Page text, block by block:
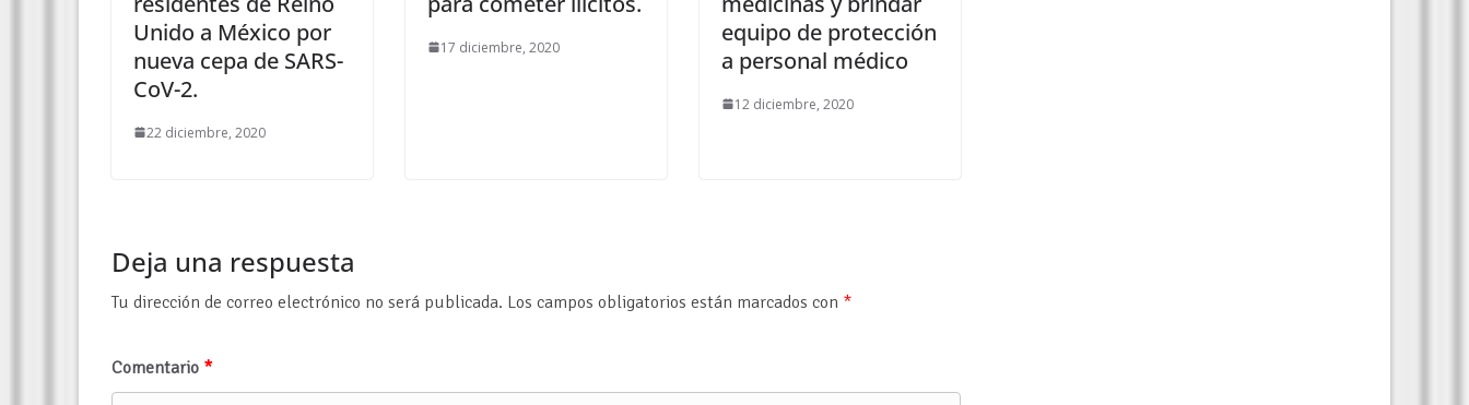
Unido a México por
nueva cepa de SARS-
CoV-2.
22 diciembre, 2020
17 diciembre, 2020
equipo de protección
a personal médico
12 diciembre, 2020
Deja una respuesta
Tu dirección de correo electrónico no será publicada. Los campos obligatorios están marcados con *
Comentario *